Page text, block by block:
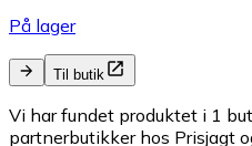
På lager
Til butik
Vi har fundet produktet i 1
partnerbutikker hos Prisjagt